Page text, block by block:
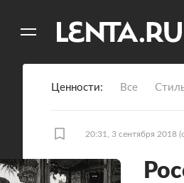
Ценности Все
20:31, 3 сентября 2018